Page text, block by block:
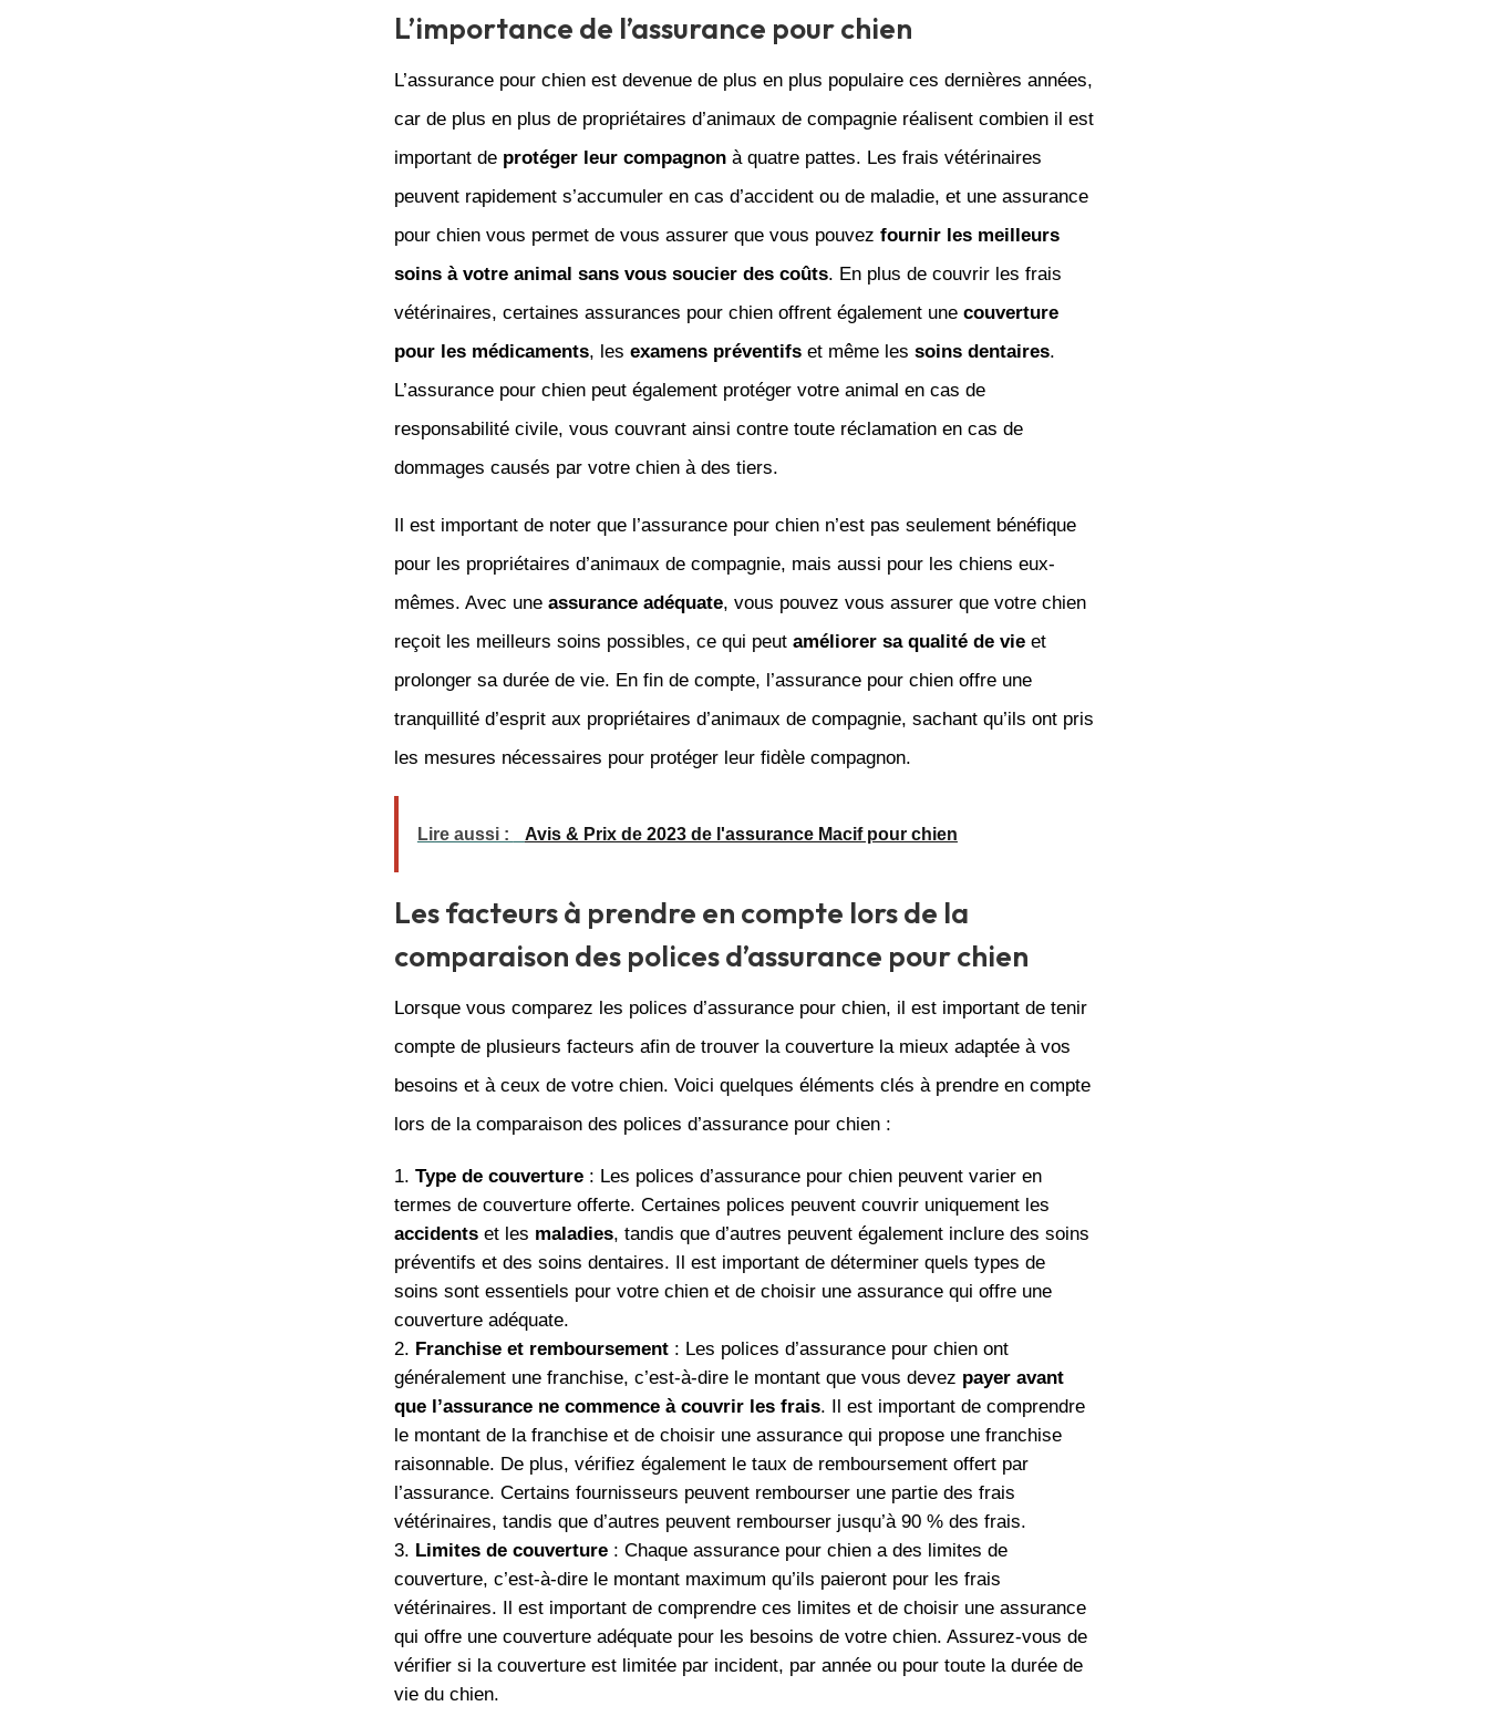
L’importance de l’assurance pour chien
L’assurance pour chien est devenue de plus en plus populaire ces dernières années,
car de plus en plus de propriétaires d’animaux de compagnie réalisent combien il est
important de protéger leur compagnonà quatre pattes. Les frais vétérinaires
peuvent rapidement s’accumuler en cas d’accident ou de maladie, et une assurance
pour chien vous permet de vous assurer que vous pouvez fournir les meilleurs
soins à votre animal sans vous soucier des coûts. En plus de couvrir les frais
vétérinaires, certaines assurances pour chien offrent également une couverture
pour les médicaments, les examens préventifset même les soins dentaires.
L’assurance pour chien peut également protéger votre animal en cas de
responsabilité civile, vous couvrant ainsi contre toute réclamation en cas de
dommages causés par votre chien à des tiers.
Il est important de noter que l’assurance pour chien n’est pas seulement bénéfique
pour les propriétaires d’animaux de compagnie, mais aussi pour les chiens eux-
mêmes. Avec une assurance adéquate, vous pouvez vous assurer que votre chien
reçoit les meilleurs soins possibles, ce qui peut améliorer sa qualité de vie et
prolonger sa durée de vie. En fin de compte, l’assurance pour chien offre une
tranquillité d’esprit aux propriétaires d’animaux de compagnie, sachant qu’ils ont pris
les mesures nécessaires pour protéger leur fidèle compagnon.
Lire aussi : Avis & Prix de 2023 de l'assurance Macif pour chien
Les facteurs à prendre en compte lors de la
comparaison des polices d’assurance pour chien
Lorsque vous comparez les polices d’assurance pour chien, il est important de tenir
compte de plusieurs facteurs afin de trouver la couverture la mieux adaptée à vos
besoins et à ceux de votre chien. Voici quelques éléments clés à prendre en compte
lors de la comparaison des polices d’assurance pour chien :
Type de couverture: Les polices d’assurance pour chien peuvent varier en
termes de couverture offerte. Certaines polices peuvent couvrir uniquement les
accidentset les maladies, tandis que d’autres peuvent également inclure des soins
préventifs et des soins dentaires. Il est important de déterminer quels types de
soins sont essentiels pour votre chien et de choisir une assurance qui offre une
couverture adéquate.
Franchise et remboursement: Les polices d’assurance pour chien ont
généralement une franchise, c’est-à-dire le montant que vous devez payer avant
que l’assurance ne commence à couvrir les frais. Il est important de comprendre
le montant de la franchise et de choisir une assurance qui propose une franchise
raisonnable. De plus, vérifiez également le taux de remboursement offert par
l’assurance. Certains fournisseurs peuvent rembourser une partie des frais
vétérinaires, tandis que d’autres peuvent rembourser jusqu’à 90 % des frais.
Limites de couverture: Chaque assurance pour chien a des limites de
couverture, c’est-à-dire le montant maximum qu’ils paieront pour les frais
vétérinaires. Il est important de comprendre ces limites et de choisir une assurance
qui offre une couverture adéquate pour les besoins de votre chien. Assurez-vous de
vérifier si la couverture est limitée par incident, par année ou pour toute la durée de
vie du chien.